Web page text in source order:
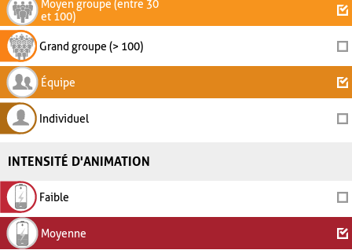
Moyen groupe (entre 30
et 100)
Grand groupe (> 100)
Équipe
Individuel
INTENSITÉ D'ANIMATION
Faible
Moyenne